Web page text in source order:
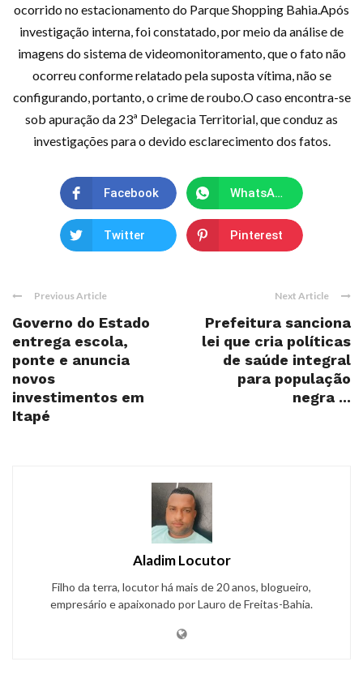
ocorrido no estacionamento do Parque Shopping Bahia.Após
investigação interna, foi constatado, por meio da análise de
imagens do sistema de videomonitoramento, que o fato não
ocorreu conforme relatado pela suposta vítima, não se
configurando, portanto, o crime de roubo.O caso encontra-se
sob apuração da 23ª Delegacia Territorial, que conduz as
investigações para o devido esclarecimento dos fatos.
Facebook WhatsApp
Twitter Pinterest
Previous Article
Governo do Estado
entrega escola,
ponte e anuncia
novos
investimentos em
Itapé
Next Article
Prefeitura sanciona
lei que cria políticas
de saúde integral
para população
negra ...
Aladim Locutor
Filho da terra, locutor há mais de 20 anos, blogueiro,
empresário e apaixonado por Lauro de Freitas-Bahia.